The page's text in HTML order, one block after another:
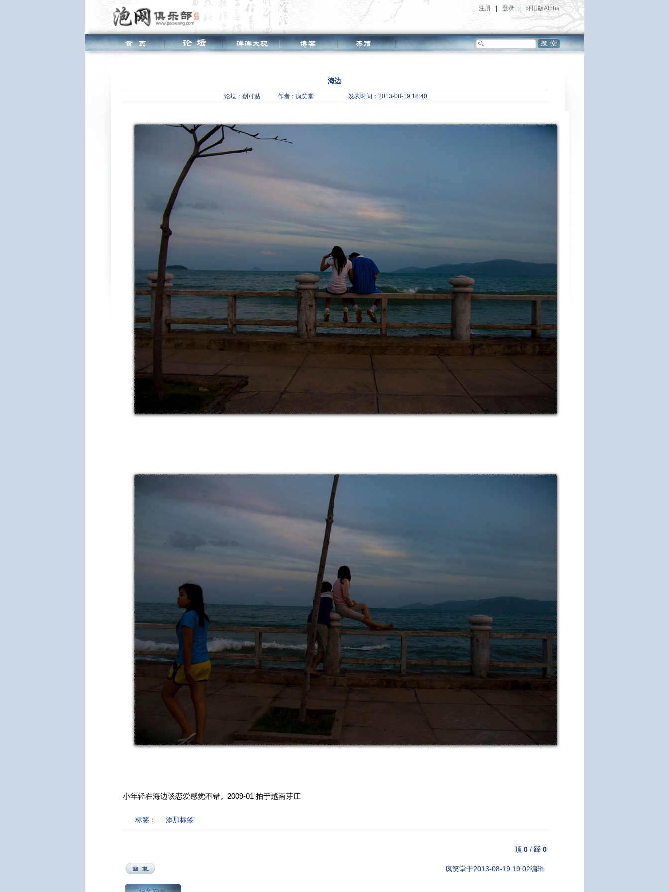
注册 登录 | 怀旧版Alpha
海边
论坛： 创可贴 作者：疯笑堂 发表时间：2013-08-19 18:40
小年轻在海边谈恋爱感觉不错。2009-01 拍于越南芽庄
标签： 添加标签
顶 0/ 踩 0
疯笑堂于2013-08-19 19:02编辑